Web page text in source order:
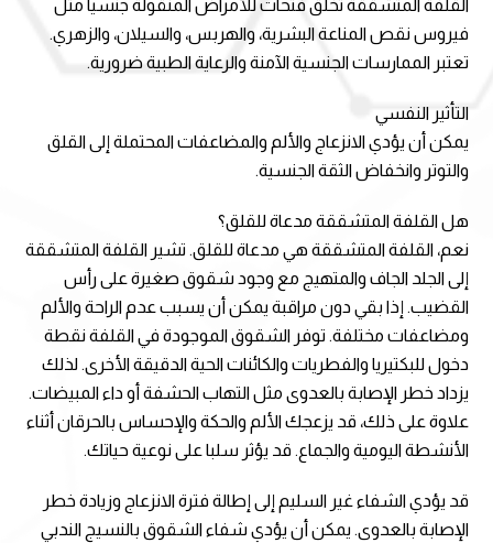
القلفة المتشققة تخلق فتحات للأمراض المنقولة جنسيا مثل
فيروس نقص المناعة البشرية، والهربس، والسيلان، والزهري.
تعتبر الممارسات الجنسية الآمنة والرعاية الطبية ضرورية.
التأثير النفسي
يمكن أن يؤدي الانزعاج والألم والمضاعفات المحتملة إلى القلق
والتوتر وانخفاض الثقة الجنسية.
هل القلفة المتشققة مدعاة للقلق؟
نعم، القلفة المتشققة هي مدعاة للقلق. تشير القلفة المتشققة
إلى الجلد الجاف والمتهيج مع وجود شقوق صغيرة على رأس
القضيب. إذا بقي دون مراقبة يمكن أن يسبب عدم الراحة والألم
ومضاعفات مختلفة. توفر الشقوق الموجودة في القلفة نقطة
دخول للبكتيريا والفطريات والكائنات الحية الدقيقة الأخرى. لذلك
يزداد خطر الإصابة بالعدوى مثل التهاب الحشفة أو داء المبيضات.
علاوة على ذلك، قد يزعجك الألم والحكة والإحساس بالحرقان أثناء
الأنشطة اليومية والجماع. قد يؤثر سلبا على نوعية حياتك.
قد يؤدي الشفاء غير السليم إلى إطالة فترة الانزعاج وزيادة خطر
الإصابة بالعدوى. يمكن أن يؤدي شفاء الشقوق بالنسيج الندبي